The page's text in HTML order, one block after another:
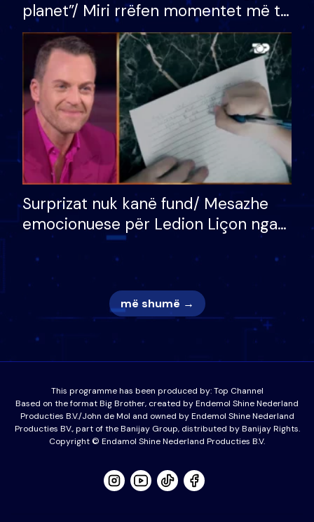
planet”/ Miri rrëfen momentet më të
bukura në shtëpinë e BB VIP: Do më
mungojë zilja e mëngjesit kur…
Surprizat nuk kanë fund/ Mesazhe
emocionuese për Ledion Liçon nga
nëna dhe fëmijët e tij, moderatori
nuk i mban dot lotët: Nuk meritoj…
më shumë →
This programme has been produced by:Top Channel
Based on the format Big Brother, created by Endemol Shine Nederland
Producties B.V./John de Mol and owned by Endemol Shine Nederland
Producties BV., part of the Banijay Group, distributed by Banijay Rights.
Copyright © Endamol Shine Nederland Producties B.V.